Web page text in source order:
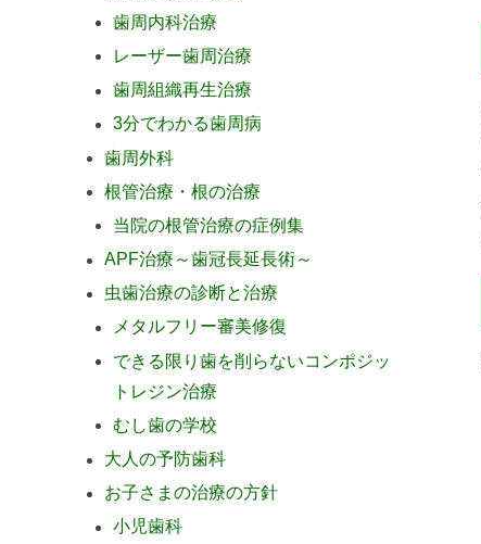
歯周内科治療
レーザー歯周治療
歯周組織再生治療
3分でわかる歯周病
歯周外科
根管治療・根の治療
当院の根管治療の症例集
APF治療～歯冠長延長術～
虫歯治療の診断と治療
メタルフリー審美修復
できる限り歯を削らないコンポジッ
トレジン治療
むし歯の学校
大人の予防歯科
お子さまの治療の方針
小児歯科